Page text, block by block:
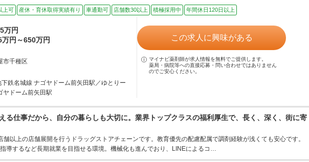
上可 産休・育休取得実績有り 車通勤可 店舗数30以上 積極採用中 年間休日120日以上
万円
万円～650万円
市千種区
鉄名城線 ナゴヤドーム前矢田駅／ゆとりー
ヤドーム前矢田駅
この求人に興味がある
マイナビ薬剤師が求人情報を無料でご提供します。
薬局・病院等への直接応募・問い合わせではありません
のでご安心ください。
る仕事だから、自分の暮らしも大切に。業界トップクラスの福利厚生で、長く、深く、街に寄
舗以上の店舗展開を行うドラッグストアチェーンです。教育優先の配慮配属で調剤経験が浅くても安心です。
指導するなど長期就業を目指せる環境。機械化も進んでおり、LINEによるコ…